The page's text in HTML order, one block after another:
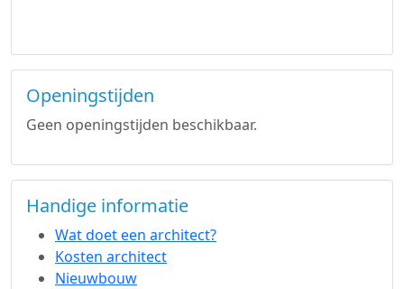
Openingstijden
Geen openingstijden beschikbaar.
Handige informatie
Wat doet een architect?
Kosten architect
Nieuwbouw